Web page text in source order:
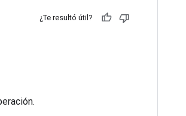
¿Te resultó útil?